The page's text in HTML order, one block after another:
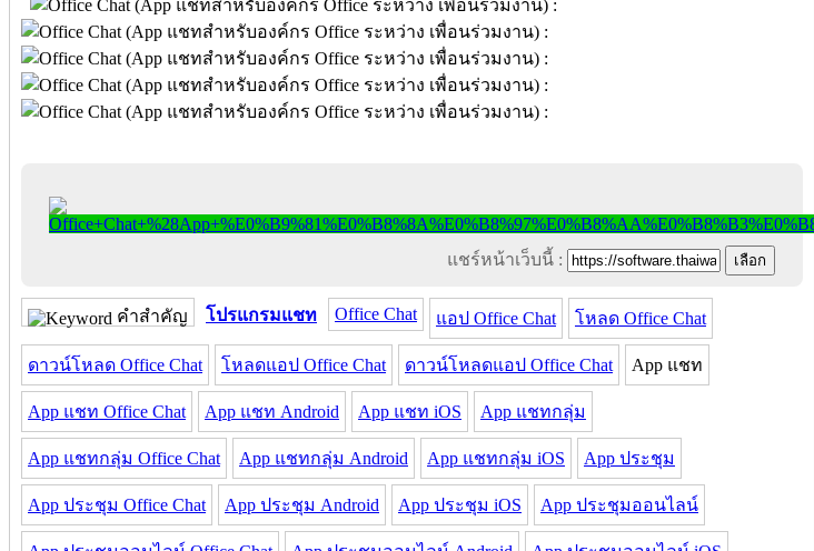
แชร์หน้าเว็บนี้ :
คำสำคัญ โปรแกรมแชท Office Chat แอป Office Chat โหลด Office Chat
ดาวน์โหลด Office Chat โหลดแอป Office Chat ดาวน์โหลดแอป Office Chat App แชท
App แชท Office Chat App แชท Android App แชท iOS App แชทกลุ่ม
App แชทกลุ่ม Office Chat App แชทกลุ่ม Android App แชทกลุ่ม iOS App ประชุม
App ประชุม Office Chat App ประชุม Android App ประชุม iOS App ประชุมออนไลน์